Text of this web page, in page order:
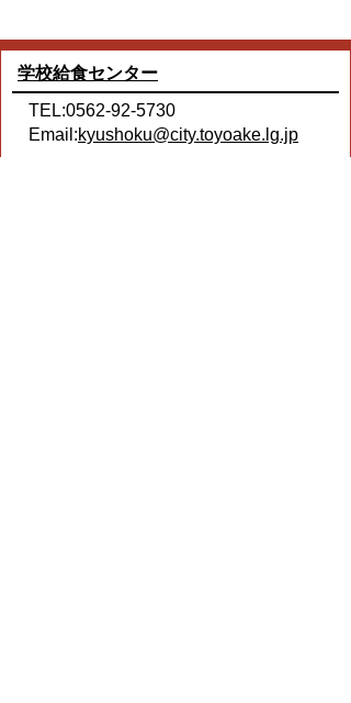
学校給食センター
TEL:0562-92-5730
Email:kyushoku@city.toyoake.lg.jp